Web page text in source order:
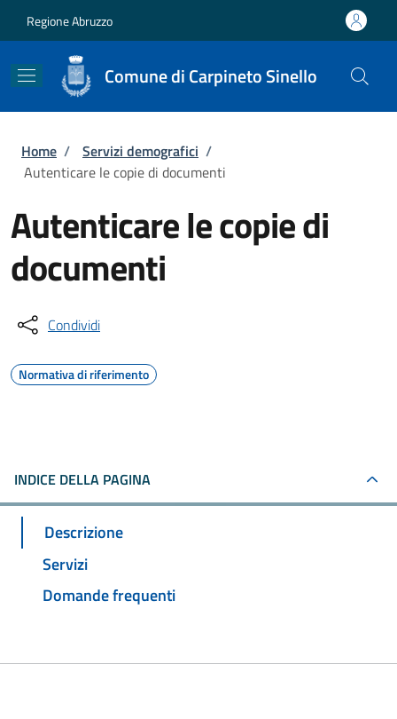
Regione Abruzzo
Comune di Carpineto Sinello
Briciole di pane
Home / Servizi demografici /
Autenticare le copie di documenti
Autenticare le copie di
documenti
Condividi
Normativa di riferimento
INDICE DELLA PAGINA
Descrizione
Servizi
Domande frequenti